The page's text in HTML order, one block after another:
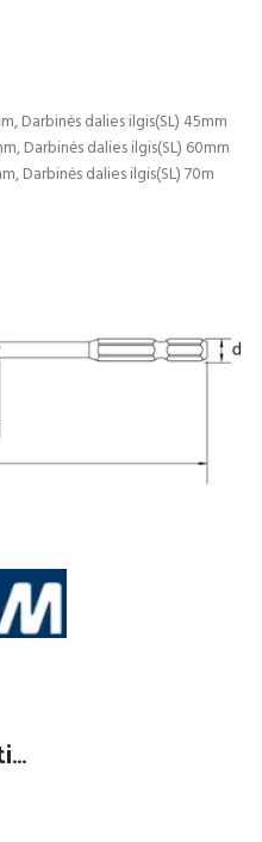
Darbinės dalies ilgis(SL) 45mm
Darbinės dalies ilgis(SL) 60mm
Darbinės dalies ilgis(SL) 70m